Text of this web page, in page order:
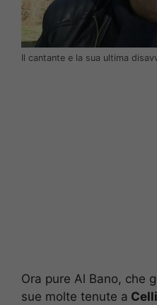
Il cantante e la sua ultima
Ora pure Al Bano, che
sue molte tenute a